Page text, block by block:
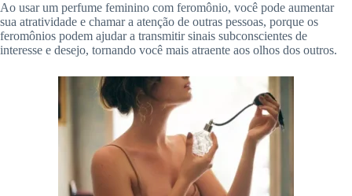
Ao usar um perfume feminino com feromônio, você pode aumentar
sua atratividade e chamar a atenção de outras pessoas, porque os
feromônios podem ajudar a transmitir sinais subconscientes de
interesse e desejo, tornando você mais atraente aos olhos dos outros.